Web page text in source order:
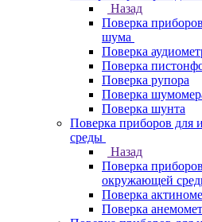
Назад
Поверка
шума
Поверка
Поверка
Поверка рупора
Поверка
Поверка шунта
Поверка приборов для
среды
Назад
Поверка
окружающей
Поверка
Поверка